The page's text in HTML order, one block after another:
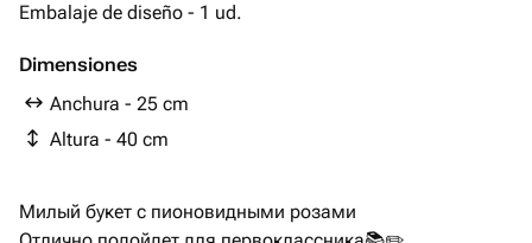
Embalaje de diseño - 1 ud.
Dimensiones
Anchura - 25 cm
Altura - 40 cm
Милый букет с пионовидными розами